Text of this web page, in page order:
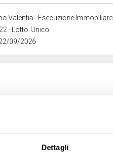
Dettagli
Valentia - Esecuzione Immobiliare
- Lotto: Unico
09/2026
Valentia - Esecuzione Immobiliare